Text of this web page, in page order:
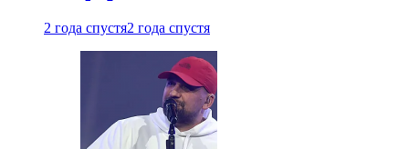
2 года спустя2 года спустя